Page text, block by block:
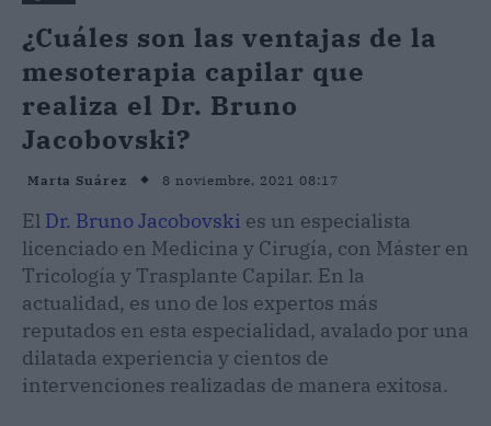
¿Cuáles son las ventajas de la
mesoterapia capilar que
realiza el Dr. Bruno
Jacobovski?
Marta Suárez 8 noviembre, 2021 08:17
El Dr. Bruno Jacobovski es un especialista
licenciado en Medicina y Cirugía, con Máster en
Tricología y Trasplante Capilar. En la
actualidad, es uno de los expertos más
reputados en esta especialidad, avalado por una
dilatada experiencia y cientos de
intervenciones realizadas de manera exitosa.